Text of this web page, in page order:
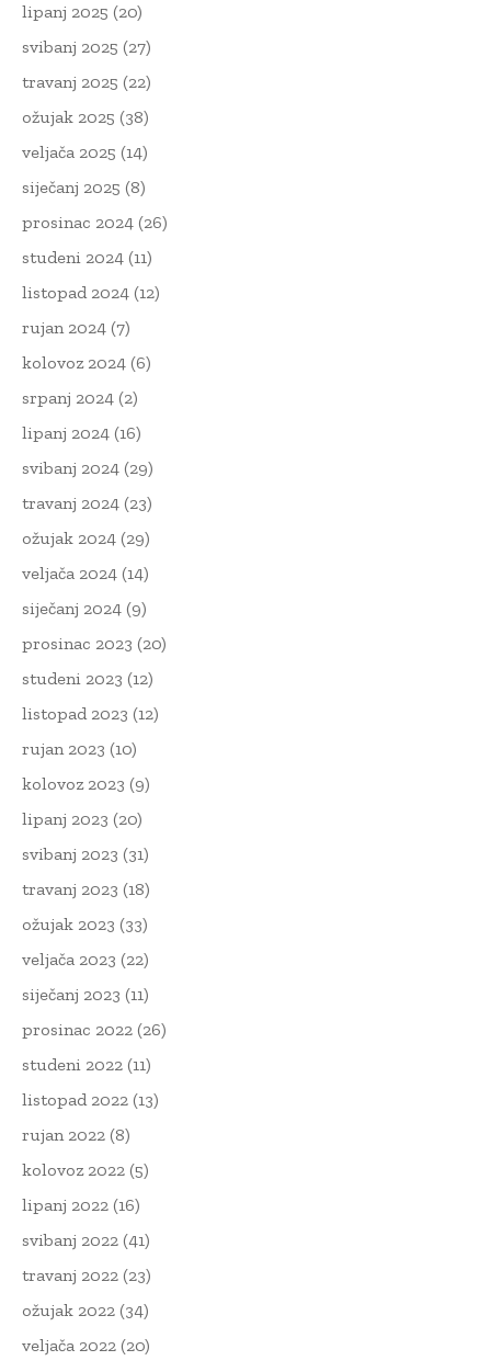
lipanj 2025 (20)
svibanj 2025 (27)
travanj 2025 (22)
ožujak 2025 (38)
veljača 2025 (14)
siječanj 2025 (8)
prosinac 2024 (26)
studeni 2024 (11)
listopad 2024 (12)
rujan 2024 (7)
kolovoz 2024 (6)
srpanj 2024 (2)
lipanj 2024 (16)
svibanj 2024 (29)
travanj 2024 (23)
ožujak 2024 (29)
veljača 2024 (14)
siječanj 2024 (9)
prosinac 2023 (20)
studeni 2023 (12)
listopad 2023 (12)
rujan 2023 (10)
kolovoz 2023 (9)
lipanj 2023 (20)
svibanj 2023 (31)
travanj 2023 (18)
ožujak 2023 (33)
veljača 2023 (22)
siječanj 2023 (11)
prosinac 2022 (26)
studeni 2022 (11)
listopad 2022 (13)
rujan 2022 (8)
kolovoz 2022 (5)
lipanj 2022 (16)
svibanj 2022 (41)
travanj 2022 (23)
ožujak 2022 (34)
veljača 2022 (20)